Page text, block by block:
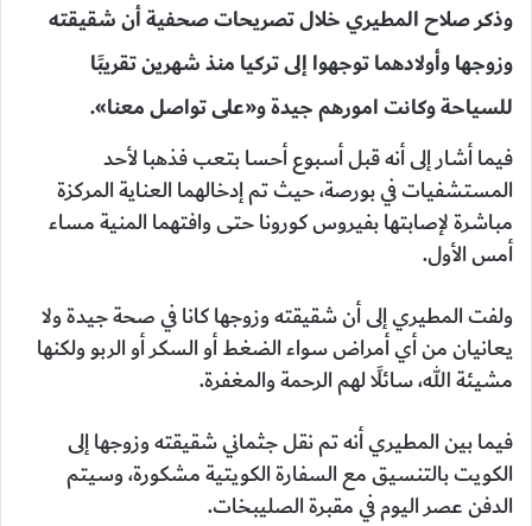
وذكر صلاح المطيري خلال تصريحات صحفية أن شقيقته
وزوجها وأولادهما توجهوا إلى تركيا منذ شهرين تقريبًا
للسياحة وكانت امورهم جيدة و«على تواصل معنا».
فيما أشار إلى أنه قبل أسبوع أحسا بتعب فذهبا لأحد
المستشفيات في بورصة، حيث تم إدخالهما العناية المركزة
مباشرة لإصابتها بفيروس كورونا حتى وافتهما المنية مساء
أمس الأول.
ولفت المطيري إلى أن شقيقته وزوجها كانا في صحة جيدة ولا
يعانيان من أي أمراض سواء الضغط أو السكر أو الربو ولكنها
مشيئة الله، سائلًا لهم الرحمة والمغفرة.
فيما بين المطيري أنه تم نقل جثماني شقيقته وزوجها إلى
الكويت بالتنسيق مع السفارة الكويتية مشكورة، وسيتم
الدفن عصر اليوم في مقبرة الصليبخات.